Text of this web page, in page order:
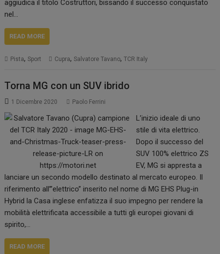
aggiudica il titolo Costruttori, bissando il successo conquistato
nel…
READ MORE
Pista,Sport Cupra,Salvatore Tavano,TCR Italy
Torna MG con un SUV ibrido
1 Dicembre 2020 Paolo Ferrini
L’inizio ideale di uno
stile di vita elettrico.
Dopo il successo del
SUV 100% elettrico ZS
EV, MG si appresta a
lanciare un secondo modello destinato al mercato europeo. Il
riferimento all’”elettrico” inserito nel nome di MG EHS Plug-in
Hybrid la Casa inglese enfatizza il suo impegno per rendere la
mobilità elettrificata accessibile a tutti gli europei giovani di
spirito,…
READ MORE